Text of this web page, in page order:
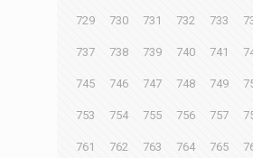
729 730 731 732 733
737 738 739 740 741
745 746 747 748 749
753 754 755 756 757
761 762 763 764 765